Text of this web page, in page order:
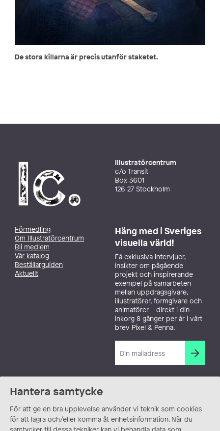
Hantera samtycke
För att ge en bra upplevelse använder vi teknik som cookies
för att lagra och/eller komma åt enhetsinformation. När du
De stora killarna är precis utanför staketet.
Illustratörcentrum
c/o Transit
Box 3601
126 27 Stockholm
Förmedling
Om Illustratörcentrum
Bli medlem
Vår katalog
Beställarguiden
Aktuellt
Häng med i Sveriges
visuella värld!
Få exklusiva intervjuer,
insikter om pågående
projekt och inspirerande
exempel på samarbeten
mellan uppdragsgivare,
illustratörer, formgivare och
animatörer – direkt i din
inkorg 8 gånger per år i vårt
brev Pixel & Penna.